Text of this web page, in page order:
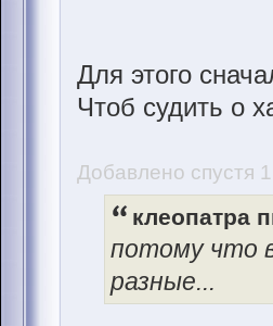
Для этого
Чтоб судить о
Добавлено спустя
клеопатра
потому что
разные...